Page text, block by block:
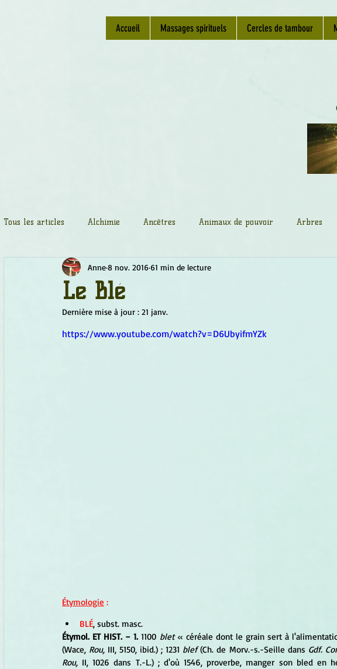
Accueil Massages spirituels Cercles de tambour
Tous les articles Alchimie Ancêtres Animaux de pouvoir Arbres
Chamanisme Champignons Conscience
Fleurs de Bach Géométrie sacrée
Le Blé
Anne8 nov. 2016 61 min de lecture
Dernière mise à jour : 21 janv.
https://www.youtube.com/watch?v=D6UbyifmYZk
Étymologie :
BLÉ, subst. masc.
Étymol. ET HIST. − 1. 1100 blet « céréale dont le grain sert à
(Wace, Rou, III, 5150, ibid.) ; 1231 blef (Ch. de Morv.-s.-Seille dans Gdf.
Rou, II, 1026 dans T.-L.) ; d'où 1546, proverbe, manger son bled en